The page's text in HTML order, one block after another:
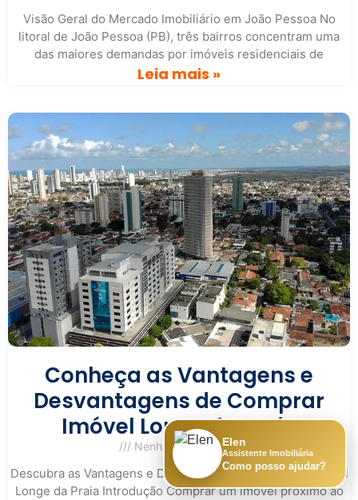
Visão Geral do Mercado Imobiliário em João Pessoa No
litoral de João Pessoa (PB), três bairros concentram uma
das maiores demandas por imóveis residenciais de
Leia mais »
Conheça as Vantagens e
Desvantagens de Comprar
Imóvel Longe da Praia
Nenhum comentário
Descubra as Vantagens e Desvantagens de Comprar Imóvel
Longe da Praia Introdução Comprar um imóvel próximo ao
Elen
Assistente Imobiliária
Como posso ajudar?